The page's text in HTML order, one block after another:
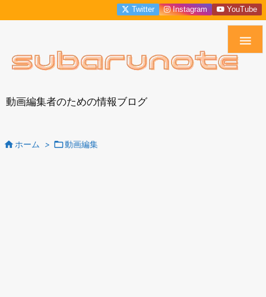
動画編集者のための情報ブログ

Twitter Instagram YouTube
 ホーム > 動画編集